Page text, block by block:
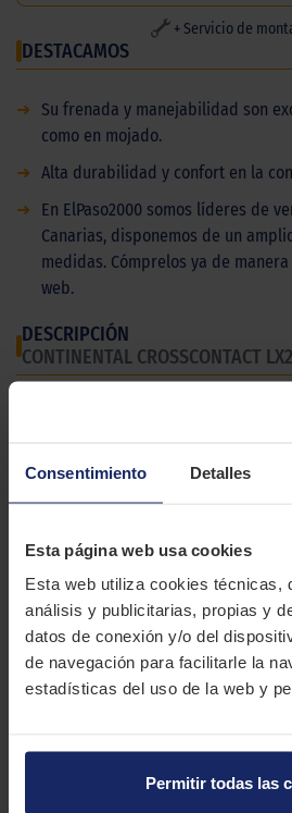
Consentimiento Detalles
Esta página web usa cookies
Esta web utiliza cookies técnicas,
análisis y publicitarias, propias y
datos de conexión y/o del
de navegación para facilitarle la
estadísticas del uso de la web y
Permitir todas las
+ Servicio de
DESTACAMOS
➜
Su frenada y manejabilidad son
como en mojado.
➜ Alta durabilidad y confort en la
➜
En ElPaso2000 somos líderes de
Canarias, disponemos de un
medidas. Cómprelos ya de
web.
DESCRIPCIÓN
CONTINENTAL CROSSCONTACT LX2
El Continental CrossContact LX2 es un
uso Off-Road moderado.
Marca
Modelo
Estación
Verano
Tipo conducción
COMFORT
22 MEDIDAS PARA EL NEUMÁTICO
CONTINENTAL CROSSCONTACT LX2